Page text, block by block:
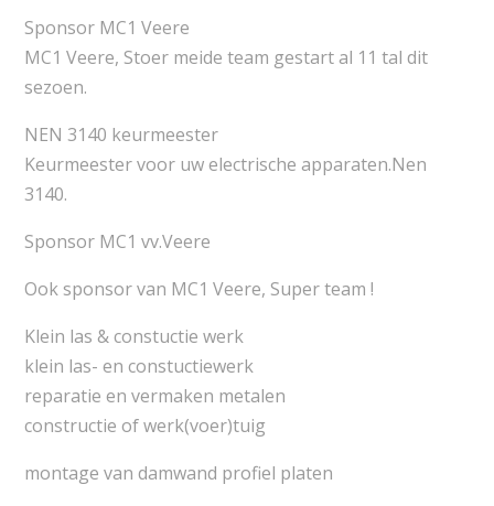
Sponsor MC1 Veere
MC1 Veere, Stoer meide team gestart al 11 tal dit
sezoen.
NEN 3140 keurmeester
Keurmeester voor uw electrische apparaten.Nen
3140.
Sponsor MC1 vv.Veere
Ook sponsor van MC1 Veere, Super team !
Klein las & constuctie werk
klein las- en constuctiewerk
reparatie en vermaken metalen
constructie of werk(voer)tuig
montage van damwand profiel platen